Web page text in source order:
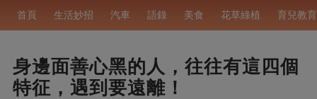
首頁 生活妙招 汽車 語錄 美食 花草綠植 育兒教育
身邊面善心黑的人，往往有這四個
特征，遇到要遠離！